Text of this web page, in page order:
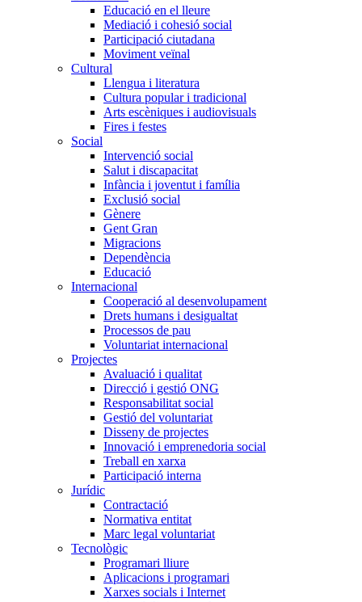
Educació en el lleure
Mediació i cohesió social
Participació ciutadana
Moviment veïnal
Cultural
Llengua i literatura
Cultura popular i tradicional
Arts escèniques i audiovisuals
Fires i festes
Social
Intervenció social
Salut i discapacitat
Infància i joventut i família
Exclusió social
Gènere
Gent Gran
Migracions
Dependència
Educació
Internacional
Cooperació al desenvolupament
Drets humans i desigualtat
Processos de pau
Voluntariat internacional
Projectes
Avaluació i qualitat
Direcció i gestió ONG
Responsabilitat social
Gestió del voluntariat
Disseny de projectes
Innovació i emprenedoria social
Treball en xarxa
Participació interna
Jurídic
Contractació
Normativa entitat
Marc legal voluntariat
Tecnològic
Programari lliure
Aplicacions i programari
Xarxes socials i Internet